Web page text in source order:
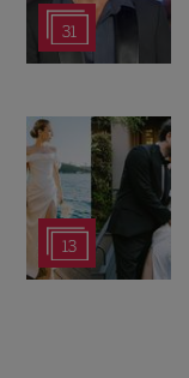
31
13